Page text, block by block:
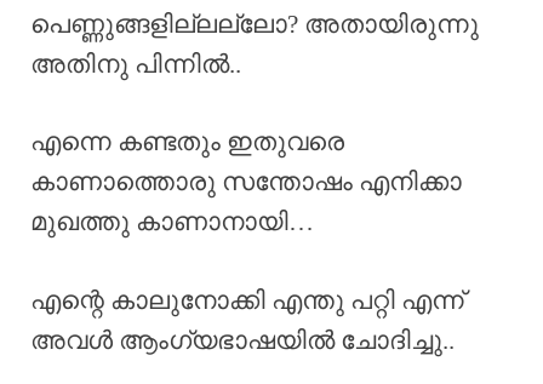
പെണ്ണുങ്ങളില്ലല്ലോ? അതായിരുന്നു
അതിനു പിന്നിൽ..
എന്നെ കണ്ടതും ഇതുവരെ
കാണാത്തൊരു സന്തോഷം എനിക്കാ
മുഖത്തു കാണാനായി…
എന്റെ കാലുനോക്കി എന്തു പറ്റി എന്ന്
അവൾ ആംഗ്യഭാഷയിൽ ചോദിച്ചു..